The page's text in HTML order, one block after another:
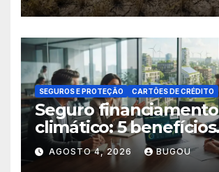
SEGUROS E PROTEÇÃO CARTÕES DE CRÉDITO
Seguro financiamento
climático: 5 benefícios
essenciais
AGOSTO 4, 2026 BUGOU